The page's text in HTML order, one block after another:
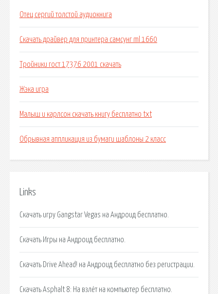
Отец сергий толстой аудиокнига
Скачать драйвер для принтера самсунг ml 1660
Тройники гост 17376 2001 скачать
Жэка игра
Малыш и карлсон скачать книгу бесплатно txt
Обрывная аппликация из бумаги шаблоны 2 класс
Links
Скачать игру Gangstar Vegas на Андроид бесплатно.
Скачать Игры на Андроид бесплатно.
Скачать Drive Ahead! на Андроид бесплатно без регистрации.
Скачать Asphalt 8: На взлёт на компьютер бесплатно.